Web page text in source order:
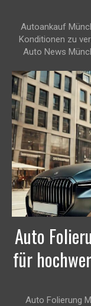
Autoankauf
Konditionen zu
Auto News
Auto
für
Auto Folierung